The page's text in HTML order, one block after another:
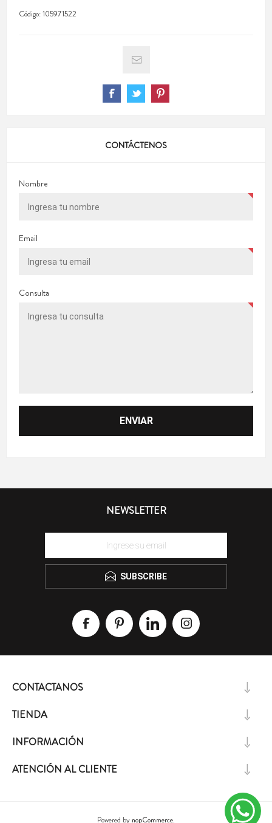
Código:105971522
CONTÁCTENOS
Nombre
Email
Consulta
NEWSLETTER
SUBSCRIBE
CONTACTANOS
TIENDA
INFORMACIÓN
ATENCIÓN AL CLIENTE
Powered by nopCommerce.